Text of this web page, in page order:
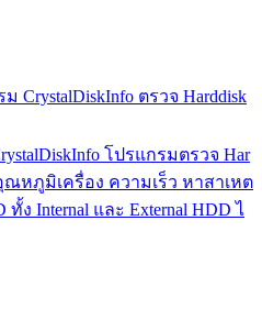
CrystalDiskInfo ตรวจ Harddisk
โปรแกรมตรวจ Har
ณหภูมิเครื่อง ความเร็ว หาสาเหต
ง Internal และ External HDD ไ